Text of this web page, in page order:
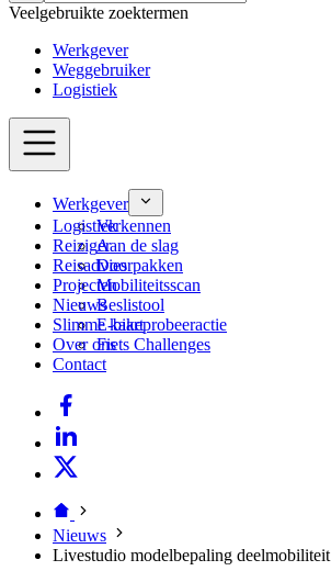
Veelgebruikte zoektermen
Werkgever
Weggebruiker
Logistiek
Werkgever
Verkennen
Aan de slag
Doorpakken
Mobiliteitsscan
Beslistool
E-bikeprobeeractie
Fiets Challenges
Logistiek
Reiziger
Reisadvies
Projecten
Nieuws
Slimme kaart
Over ons
Contact
Nieuws
Livestudio modelbepaling deelmobiliteit